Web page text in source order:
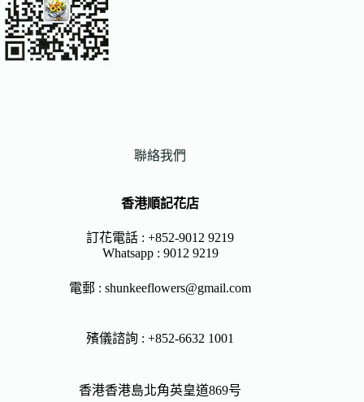
聯絡我們
香港順記花店
訂花電話 : +852-9012 9219
Whatsapp : 9012 9219
電郵 :shunkeeflowers@gmail.com
殯儀諮詢 : +852-6632 1001
香港香港島北角英皇道869号